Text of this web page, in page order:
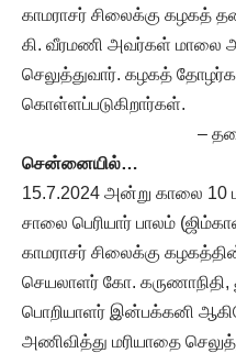
காமராசர் சிலைக்கு கழகத்
கி. வீரமணி அவர்கள் மாலை
செலுத்துவார். கழகத்
கொள்ளப்படுகிறார்கள்.
–
சென்னையில்…
15.7.2024 அன்று காலை
சாலை பெரியார் பாலம்
காமராசர் சிலைக்கு
செயலாளர் கோ.
பொறியாளர் இன்பக்கனி
அணிவித்து மரியாதை